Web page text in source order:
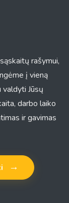
rašymui,
į vieną
Jūsų
darbo laiko
ir gavimas
→